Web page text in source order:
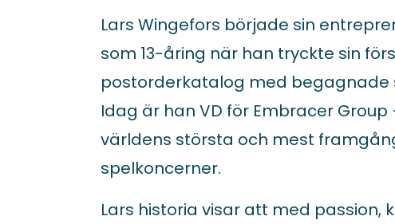
Lars Wingefors började sin
som 13-åring när han tryckte sin
postorderkatalog med begagnade
Idag är han VD för Embracer Group
världens största och mest
spelkoncerner.
Lars historia visar att med passion,